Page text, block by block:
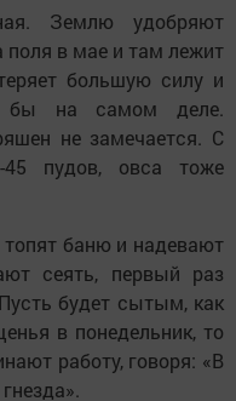
Землю удобряют
поля в мае и там лежит
большую силу и
бы на самом деле.
не замечается. С
пудов, овса тоже
баню и надевают
сеять, первый раз
будет сытым, как
в понедельник, то
работу, говоря: «В